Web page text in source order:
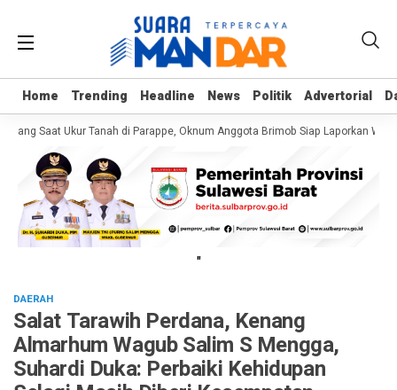
Home Trending Headline News Politik Advertorial
Home Trending Headline News Politik Advertorial
Saat Ukur Tanah di Parappe, Oknum Anggota Brimob Siap Laporkan Warga
"
DAERAH
Salat Tarawih Perdana, Kenang
Almarhum Wagub Salim S Mengga,
Suhardi Duka: Perbaiki Kehidupan